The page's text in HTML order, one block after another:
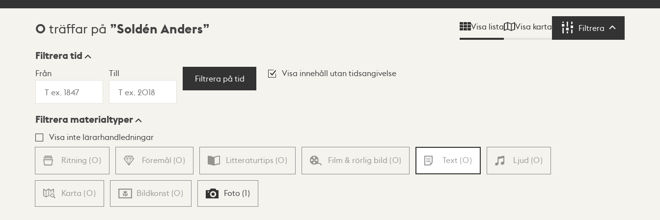
Sökresultat
0 träffar på Soldén Anders Visa lista Visa karta Filtrera Filtrera
Visningsläge
Lista Karta
Filtrera tid
Från Till
Filtrera på tid
Visa innehåll utan tidsangivelse
Filtrera materialtyper
Visa inte lärarhandledningar
Ritning (0) Föremål (0) Litteraturtips (0) Film & rörlig bild (0) Text (0) Ljud (0)
Karta (0) Bildkonst (0) Foto (1)